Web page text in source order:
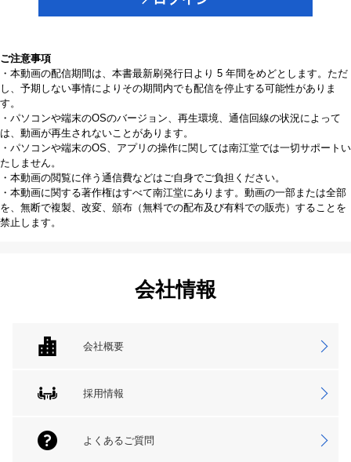
ご注意事項
・本動画の配信期間は、本書最新刷発行日より 5 年間をめどとします。ただ
し、予期しない事情によりその期間内でも配信を停止する可能性がありま
す。
・パソコンや端末のOSのバージョン、再生環境、通信回線の状況によって
は、動画が再生されないことがあります。
・パソコンや端末のOS、アプリの操作に関しては南江堂では一切サポートい
たしません。
・本動画の閲覧に伴う通信費などはご自身でご負担ください。
・本動画に関する著作権はすべて南江堂にあります。動画の一部または全部
を、無断で複製、改変、頒布（無料での配布及び有料での販売）することを
禁止します。
会社情報
会社概要
採用情報
よくあるご質問